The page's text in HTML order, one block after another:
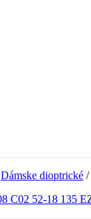
Dámske dioptrické /